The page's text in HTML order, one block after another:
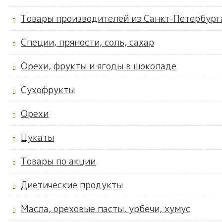
Товары производителей из Санкт-
Специи, пряности, соль, сахар
Орехи, фрукты и ягоды в шоколаде
Сухофрукты
Орехи
Цукаты
Товары по акции
Диетические продукты
Масла, ореховые пасты, урбечи, хумус